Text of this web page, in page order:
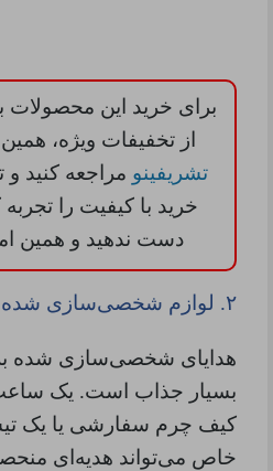
برای خرید این محصولات
از تخفیفات ویژه، همین
تشریفینو مراجعه کنید و
خرید با کیفیت را
دست ندهید و همین
۲. لوازم شخصی‌سازی شده
هدایای شخصی‌سازی شده
بسیار جذاب است. یک
کیف چرم سفارشی یا یک
خاص می‌تواند هدیه‌ای